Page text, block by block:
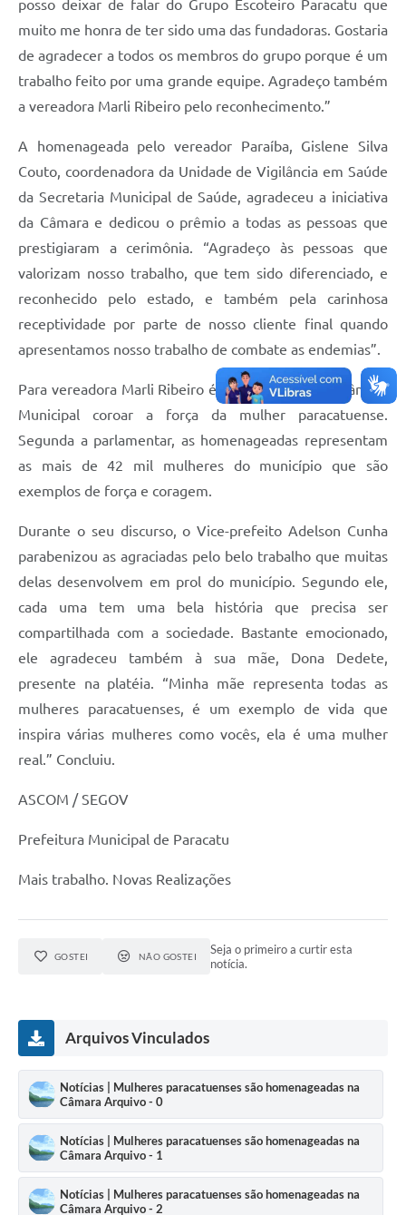
posso deixar de falar do Grupo Escoteiro Paracatu que
muito me honra de ter sido uma das fundadoras. Gostaria
de agradecer a todos os membros do grupo porque é um
trabalho feito por uma grande equipe. Agradeço também
a vereadora Marli Ribeiro pelo reconhecimento.”
A homenageada pelo vereador Paraíba, Gislene Silva
Couto, coordenadora da Unidade de Vigilância em Saúde
da Secretaria Municipal de Saúde, agradeceu a iniciativa
da Câmara e dedicou o prêmio a todas as pessoas que
prestigiaram a cerimônia. “Agradeço às pessoas que
valorizam nosso trabalho, que tem sido diferenciado, e
reconhecido pelo estado, e também pela carinhosa
receptividade por parte de nosso cliente final quando
apresentamos nosso trabalho de combate as endemias”.
Para vereadora Marli Ribeiro é uma honra para a Câmara
Municipal coroar a força da mulher paracatuense.
Segunda a parlamentar, as homenageadas representam
as mais de 42 mil mulheres do município que são
exemplos de força e coragem.
Durante o seu discurso, o Vice-prefeito Adelson Cunha
parabenizou as agraciadas pelo belo trabalho que muitas
delas desenvolvem em prol do município. Segundo ele,
cada uma tem uma bela história que precisa ser
compartilhada com a sociedade. Bastante emocionado,
ele agradeceu também à sua mãe, Dona Dedete,
presente na platéia. “Minha mãe representa todas as
mulheres paracatuenses, é um exemplo de vida que
inspira várias mulheres como vocês, ela é uma mulher
real.” Concluiu.
ASCOM / SEGOV
Prefeitura Municipal de Paracatu
Mais trabalho. Novas Realizações
GOSTEI NÃO GOSTEI
Seja o primeiro a curtir esta
notícia.
Arquivos Vinculados
Notícias | Mulheres paracatuenses são homenageadas na
Câmara Arquivo - 0
Notícias | Mulheres paracatuenses são homenageadas na
Câmara Arquivo - 1
Notícias | Mulheres paracatuenses são homenageadas na
Câmara Arquivo - 2